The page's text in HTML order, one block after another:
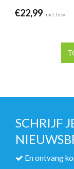
€22,99 incl. btw
SCHRIJF
En ontvang